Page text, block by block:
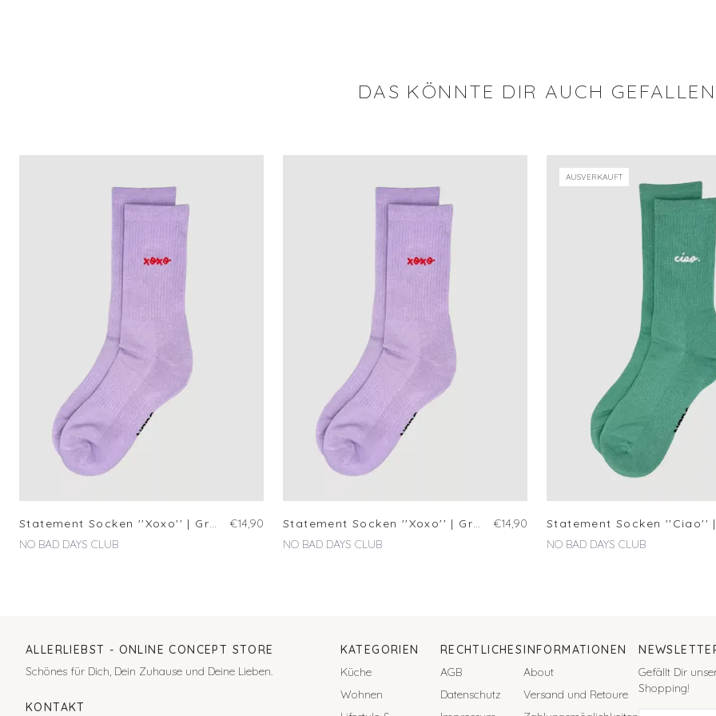
DAS KÖNNTE DIR AUCH GEFALLEN
Statement Socken ''Xoxo'' | Größe 39-42
€14,90
NO BAD DAYS CLUB
Statement Socken ''Xoxo'' | Größe 35-38
€14,90
NO BAD DAYS CLUB
AUSVERKAUFT
NO BAD DAYS CLUB
ALLERLIEBST - ONLINE CONCEPT STORE
Schönes für Dich, Dein Zuhause und Deine Lieben.
KONTAKT
KATEGORIEN
Küche
Wohnen
RECHTLICHES
AGB
Datenschutz
INFORMATIONEN
About
Versand und Retoure
Gefällt Dir
Shopping!